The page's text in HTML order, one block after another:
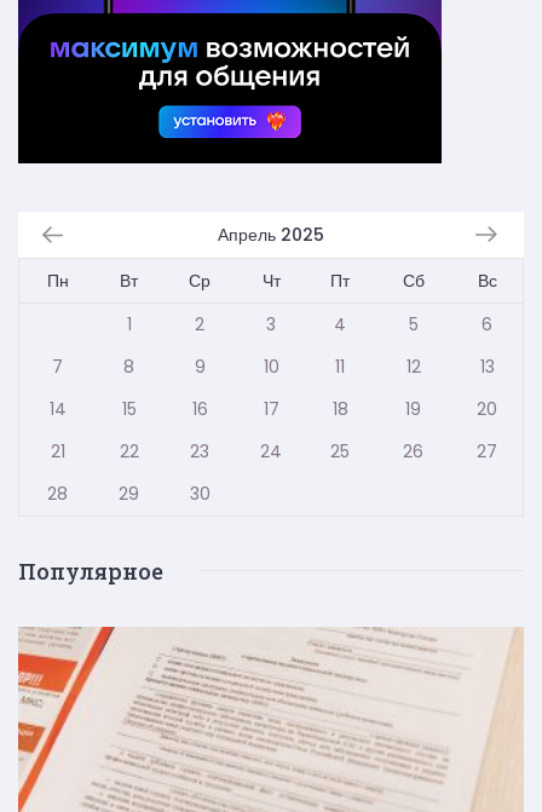
Апрель 2025
Пн
Вт Ср Чт Пт Сб
Вс
1
2 3 4 5
6
7
8 9 10 11 12
13
14
15 16 17 18 19
20
21
22 23 24 25 26
27
28
29 30
Популярное